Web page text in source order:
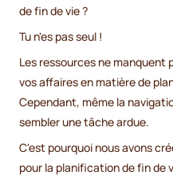
de fin de vie ?
Tu n'es pas seul !
Les ressources ne manquent
vos affaires en matière de
Cependant, même la
sembler une tâche ardue.
C'est pourquoi nous avons
pour la planification de fin de